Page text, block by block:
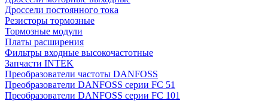
Дроссели постоянного тока
Резисторы тормозные
Тормозные модули
Платы расширения
Фильтры входные высокочастотные
Запчасти INTEK
Преобразователи частоты DANFOSS
Преобразователи DANFOSS серии FC 51
Преобразователи DANFOSS серии FC 101